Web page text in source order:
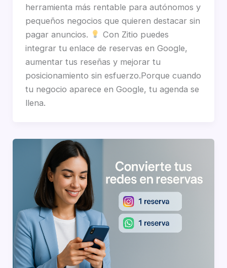
herramienta más rentable para autónomos y
pequeños negocios que quieren destacar sin
pagar anuncios.
Con Zitio puedes
integrar tu enlace de reservas en Google,
aumentar tus reseñas y mejorar tu
posicionamiento sin esfuerzo.Porque cuando
tu negocio aparece en Google, tu agenda se
llena.